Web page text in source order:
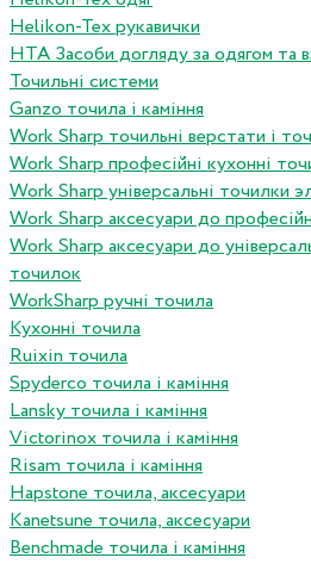
Helikon-Tex рукавички
HTA Засоби догляду за одягом та
Точильні системи
Ganzo точила і каміння
Work Sharp точильні верстати і
Work Sharp професiйнi кухоннi
Work Sharp унiверсальнi точилки
Work Sharp аксесуари до
Work Sharp аксесуари до
точилок
WorkSharp ручні точила
Кухонні точила
Ruixin точила
Spyderco точила і каміння
Lansky точила і каміння
Victorinox точила і каміння
Risam точила і каміння
Hapstone точила, аксесуари
Kanetsune точила, аксесуари
Benchmade точила і каміння